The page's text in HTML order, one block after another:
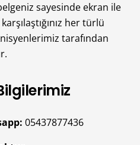
sayesinde ekran ile
her türlü
tarafından
05437877436